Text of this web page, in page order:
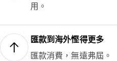
用。
匯款到海外慳得更多
匯款消費，無遠弗屆。